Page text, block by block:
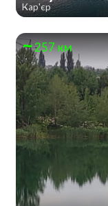
Кар'єр
257 км